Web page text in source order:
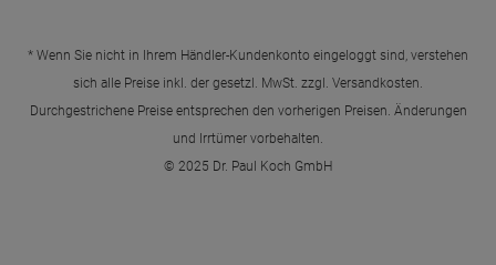
* Wenn Sie nicht in Ihrem Händler-Kundenkonto eingeloggt sind, verstehen
sich alle Preise inkl. der gesetzl. MwSt. zzgl. Versandkosten.
Durchgestrichene Preise entsprechen den vorherigen Preisen. Änderungen
und Irrtümer vorbehalten.
© 2025 Dr. Paul Koch GmbH